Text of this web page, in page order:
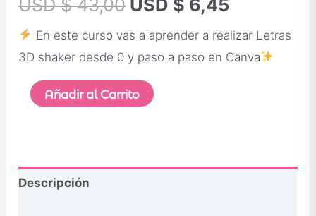
En este curso vas a aprender a realizar Letras
3D shaker desde 0 y paso a paso en Canva
Añadir al Carrito
Descripción